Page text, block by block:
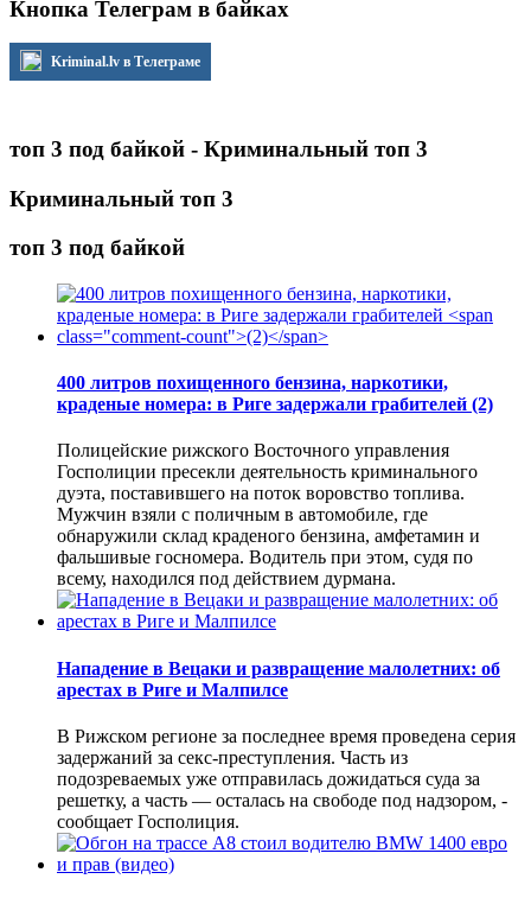
Кнопка Телеграм в байках
Kriminal.lv в Телеграме
топ 3 под байкой - Криминальный топ 3
Криминальный топ 3
топ 3 под байкой
400 литров похищенного бензина, наркотики,
краденые номера: в Риге задержали грабителей (2)
Полицейские рижского Восточного управления
Госполиции пресекли деятельность криминального
дуэта, поставившего на поток воровство топлива.
Мужчин взяли с поличным в автомобиле, где
обнаружили склад краденого бензина, амфетамин и
фальшивые госномера. Водитель при этом, судя по
всему, находился под действием дурмана.
Нападение в Вецаки и развращение малолетних: об
арестах в Риге и Малпилсе
В Рижском регионе за последнее время проведена серия
задержаний за секс-преступления. Часть из
подозреваемых уже отправилась дожидаться суда за
решетку, а часть — осталась на свободе под надзором, -
сообщает Госполиция.